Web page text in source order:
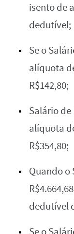
isento de
dedutível;
Se o
alíquota
R$142,80;
Salário de
alíquota
R$354,80;
Quando o
dedutível